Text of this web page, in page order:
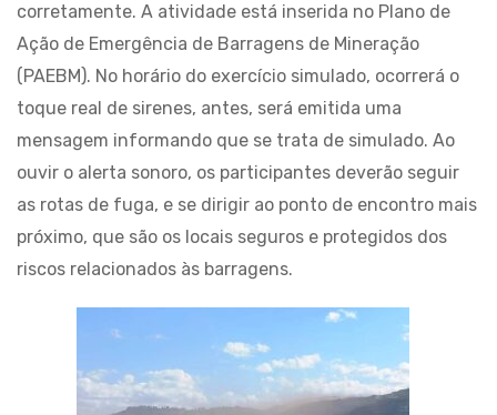
corretamente. A atividade está inserida no Plano de
Ação de Emergência de Barragens de Mineração
(PAEBM). No horário do exercício simulado, ocorrerá o
toque real de sirenes, antes, será emitida uma
mensagem informando que se trata de simulado. Ao
ouvir o alerta sonoro, os participantes deverão seguir
as rotas de fuga, e se dirigir ao ponto de encontro mais
próximo, que são os locais seguros e protegidos dos
riscos relacionados às barragens.